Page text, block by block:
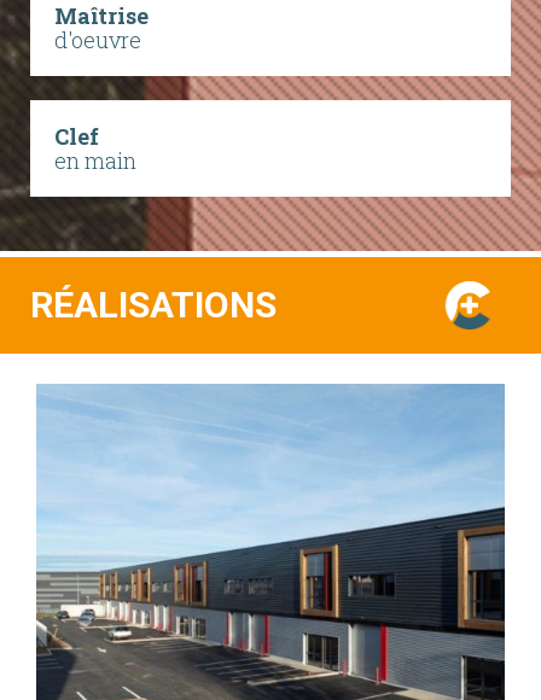
Maîtrise
d'oeuvre
Clef
en main
RÉALISATIONS